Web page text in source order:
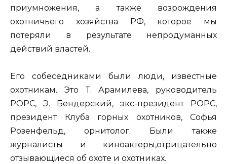
приумножения, а также возрождения
охотничьего хозяйства РФ, которое мы
потеряли в результате непродуманных
действий властей.
Его собеседниками были люди, известные
охотникам. Это Т. Арамилева, руководитель
РОРС, Э. Бендерский, экс-президент РОРС,
президент Клуба горных охотников, Софья
Розенфельд, орнитолог. Были также
журналисты и киноактеры,отрицательно
отзывающиеся об охоте и охотниках.